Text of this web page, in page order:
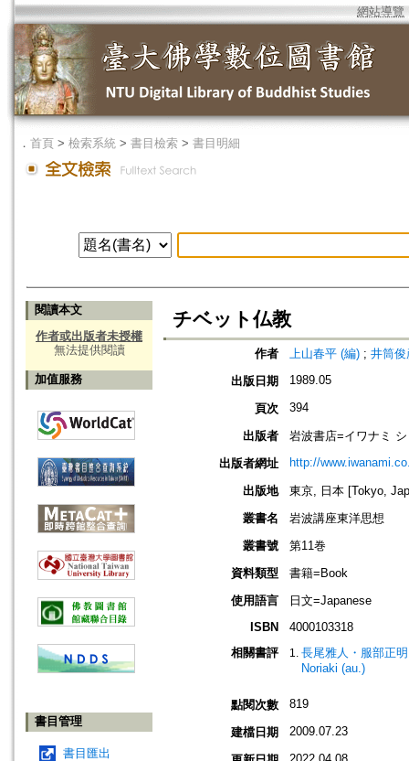
網站導覽
． 首頁 > 檢索系統 > 書目檢索 > 書目明細
閱讀本文
作者或出版者未授權
無法提供閱讀
加值服務
書目管理
書目匯出
チベット仏教
作者 上山春平 (編) ; 井筒俊
出版日期
1989.05
頁次 394
出版者
岩波書店=イワナミ
出版者網址
http://
出版地
東京, 日本 [Tokyo,
叢書名
岩波講座東洋思想
叢書號
第11巻
資料類型
書籍=Book
使用語言
日文=Japanese
ISBN
4000103318
相關書評
長尾雅人・服部正
Noriaki (au.)
點閱次數 819
建檔日期 2009.07.23